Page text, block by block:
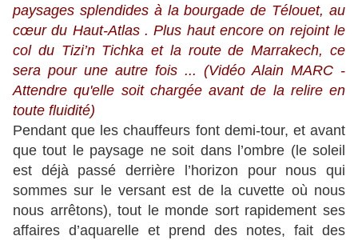
paysages splendides à la bourgade de Télouet, au
cœur du Haut-Atlas . Plus haut encore on rejoint le
col du Tizi’n Tichka et la route de Marrakech, ce
sera pour une autre fois ... (Vidéo Alain MARC -
Attendre qu'elle soit chargée avant de la relire en
toute fluidité)
Pendant que les chauffeurs font demi-tour, et avant
que tout le paysage ne soit dans l’ombre (le soleil
est déjà passé derrière l’horizon pour nous qui
sommes sur le versant est de la cuvette où nous
nous arrêtons), tout le monde sort rapidement ses
affaires d’aquarelle et prend des notes, fait des